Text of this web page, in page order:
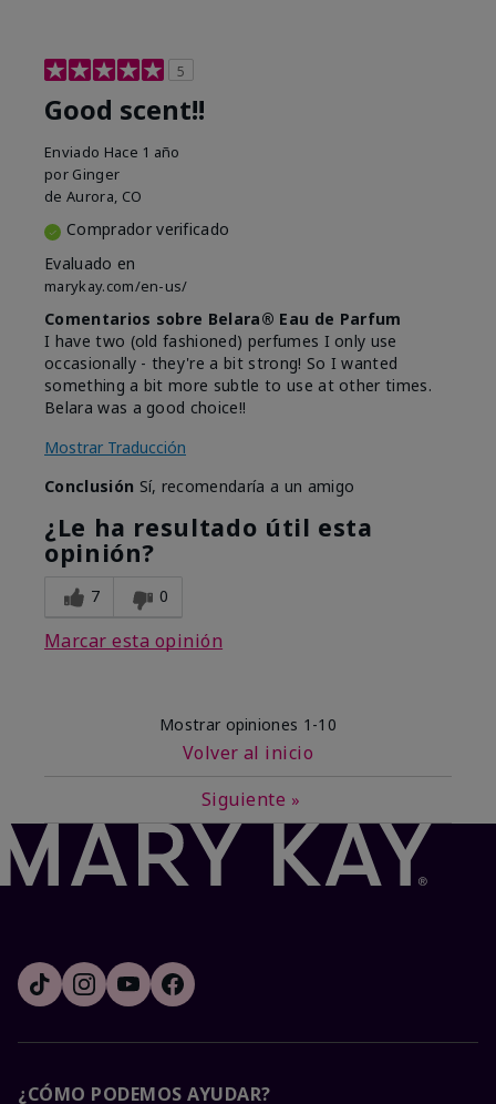
5
Good scent!!
Enviado Hace 1 año
por Ginger
de Aurora, CO
Comprador verificado
Evaluado en
marykay.com/en-us/
Comentarios sobre Belara® Eau de Parfum
I have two (old fashioned) perfumes I only use
occasionally - they're a bit strong! So I wanted
something a bit more subtle to use at other times.
Belara was a good choice!!
Mostrar Traducción
Conclusión Sí, recomendaría a un amigo
¿Le ha resultado útil esta
opinión?
7 0
Marcar esta opinión
Mostrar opiniones 1-10
Volver al inicio
Siguiente »
¿CÓMO PODEMOS AYUDAR?